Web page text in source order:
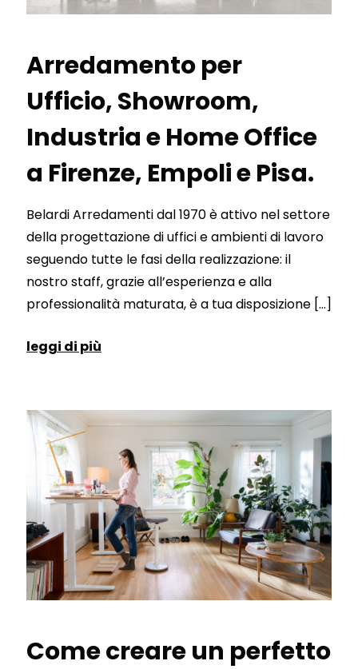
Arredamento per
Ufficio, Showroom,
Industria e Home Office
a Firenze, Empoli e Pisa.
Belardi Arredamenti dal 1970 è attivo nel settore
della progettazione di uffici e ambienti di lavoro
seguendo tutte le fasi della realizzazione: il
nostro staff, grazie all’esperienza e alla
professionalità maturata, è a tua disposizione […]
leggi di più
Come creare un perfetto